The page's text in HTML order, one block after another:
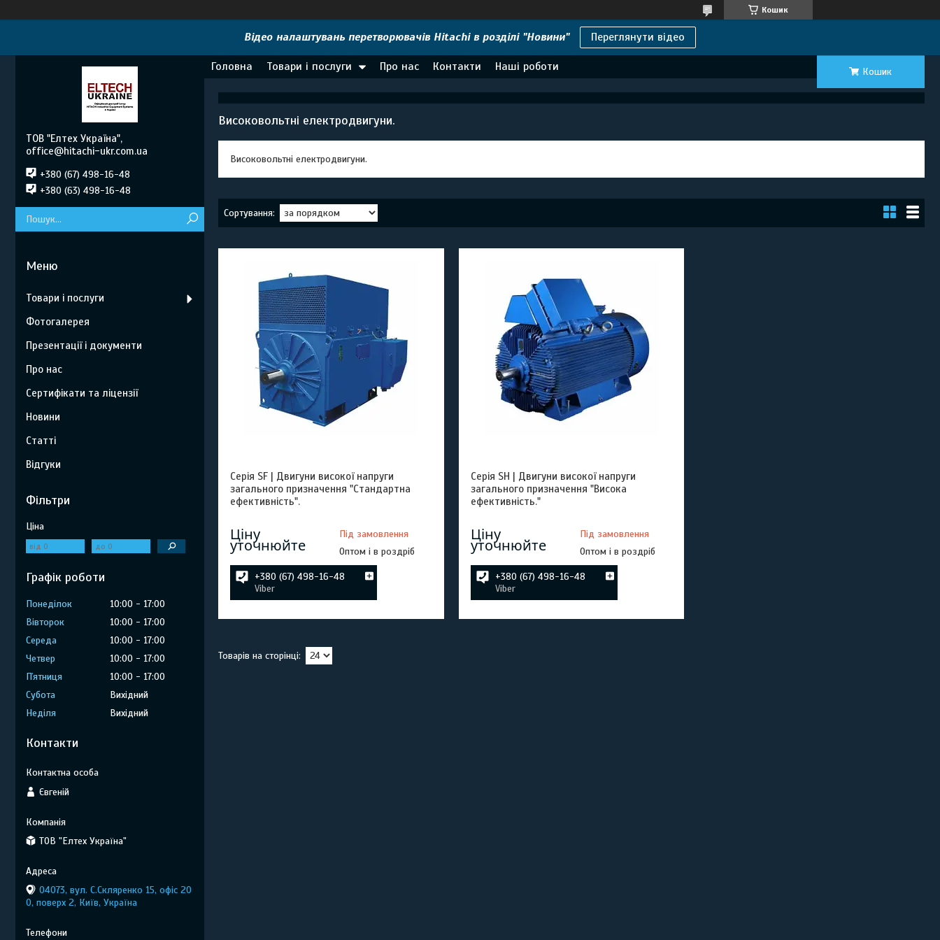
Кошик
Відео налаштувань перетворювачів Hitachi в розділі "Новини" Переглянути відео
Головна Товари і послуги Про нас Контакти Наші роботи Кошик
Високовольтні електродвигуни.
Високовольтні електродвигуни.
Серія SF | Двигуни високої напруги
загального призначення "Стандартна
ефективність".
Ціну
уточнюйте
Під замовлення
Оптом і в роздріб
+380 (67) 498-16-48
Viber
Серія SH | Двигуни високої напруги
загального призначення "Висока
ефективність."
Ціну
уточнюйте
Під замовлення
Оптом і в роздріб
+380 (67) 498-16-48
Viber
ТОВ "Елтех Україна",
office@hitachi-ukr.com.ua
+380 (67) 498-16-48
+380 (63) 498-16-48
Товари і послуги
Фотогалерея
Презентації і документи
Про нас
Сертифікати та ліцензії
Новини
Статті
Відгуки
Фільтри
Ціна
Графік роботи
Понеділок 10:00
17:00
Вівторок
10:00
17:00
Середа
10:00
17:00
Четвер
10:00
17:00
Пʼятниця
10:00
17:00
Субота
Вихідний
Неділя
Вихідний
Контакти
Євгеній
ТОВ "Елтех Україна"
04073, вул. C.Скляренко 15, офіс 20
0, поверх 2, Київ, Україна